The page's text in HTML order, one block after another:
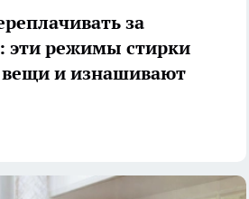
за
эти режимы стирки
вещи и изнашивают